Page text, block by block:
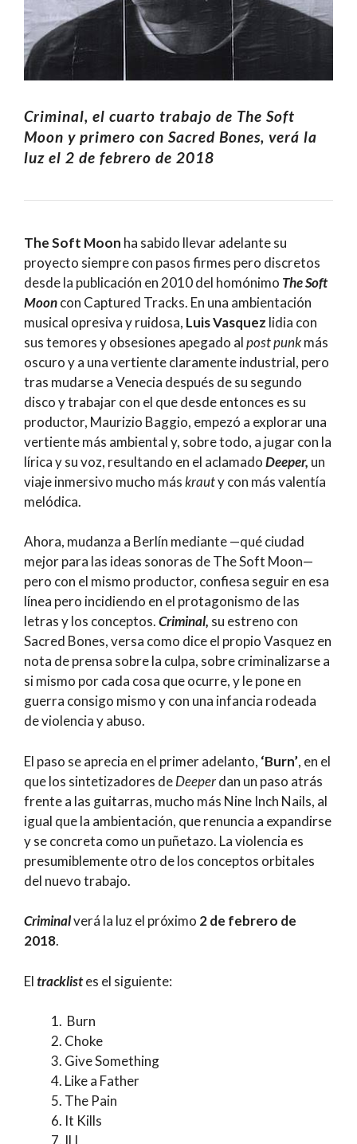
Criminal, el cuarto trabajo de The Soft
Moon y primero con Sacred Bones, verá la
luz el 2 de febrero de 2018
The Soft Moon ha sabido llevar adelante su
proyecto siempre con pasos firmes pero discretos
desde la publicación en 2010 del homónimo The Soft
Mooncon Captured Tracks. En una ambientación
musical opresiva y ruidosa, Luis Vasquez lidia con
sus temores y obsesiones apegado alpost punkmás
oscuro y a una vertiente claramente industrial, pero
tras mudarse a Venecia después de su segundo
disco y trabajar con el que desde entonces es su
productor, Maurizio Baggio, empezó a explorar una
vertiente más ambiental y, sobre todo, a jugar con la
lírica y su voz, resultando en el aclamadoDeeper, un
viaje inmersivo mucho máskrauty con más valentía
melódica.
Ahora, mudanza a Berlín mediante —qué ciudad
mejor para las ideas sonoras de The Soft Moon—
pero con el mismo productor, confiesa seguir en esa
línea pero incidiendo en el protagonismo de las
letras y los conceptos.Criminal, su estreno con
Sacred Bones, versa como dice el propio Vasquez en
nota de prensa sobre la culpa, sobre criminalizarse a
si mismo por cada cosa que ocurre, y le pone en
guerra consigo mismo y con una infancia rodeada
de violencia y abuso.
El paso se aprecia en el primer adelanto, ‘Burn’, en el
que los sintetizadores deDeeperdan un paso atrás
frente a las guitarras, mucho más Nine Inch Nails, al
igual que la ambientación, que renuncia a expandirse
y se concreta como un puñetazo. La violencia es
presumiblemente otro de los conceptos orbitales
del nuevo trabajo.
Criminalverá la luz el próximo 2 de febrero de
2018.
Eltracklistes el siguiente:
Burn
Choke
Give Something
Like a Father
The Pain
It Kills
ILL